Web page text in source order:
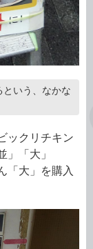
いう、なかな
ックリチキン
「大」
「大」を購入